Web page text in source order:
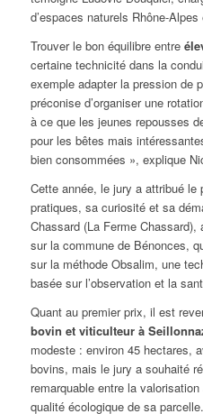
d’espaces naturels Rhône-
Trouver le bon équilibre entre
certaine technicité dans la
exemple adapter la pression de
préconise d’organiser une
à ce que les jeunes repousses
pour les bêtes mais
bien consommées », explique
Cette année, le jury a attribué le
pratiques, sa curiosité et sa
Chassard (La Ferme
sur la commune de Bénonces,
sur la méthode Obsalim, une
basée sur l’observation et la
Quant au premier prix, il est
bovin et viticulteur à
modeste : environ 45 hectares,
bovins, mais le jury a souhaité
remarquable entre la
qualité écologique de sa